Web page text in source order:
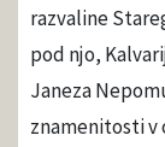
razvaline
pod njo,
Janeza
znamenitosti v